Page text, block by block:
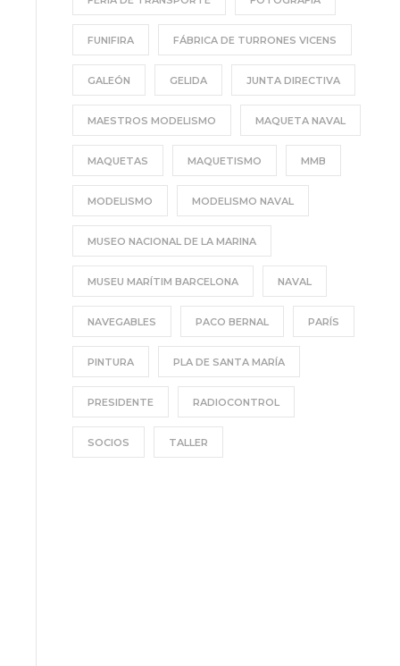
FUNIFIRA FÁBRICA DE TURRONES VICENS
GALEÓN GELIDA JUNTA DIRECTIVA
MAESTROS MODELISMO MAQUETA NAVAL
MAQUETAS MAQUETISMO MMB
MODELISMO MODELISMO NAVAL
MUSEO NACIONAL DE LA MARINA
MUSEU MARÍTIM BARCELONA NAVAL
NAVEGABLES PACO BERNAL PARÍS
PINTURA PLA DE SANTA MARÍA
PRESIDENTE RADIOCONTROL
SOCIOS TALLER